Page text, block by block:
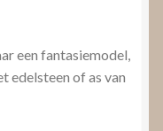
een fantasiemodel,
edelsteen of as van